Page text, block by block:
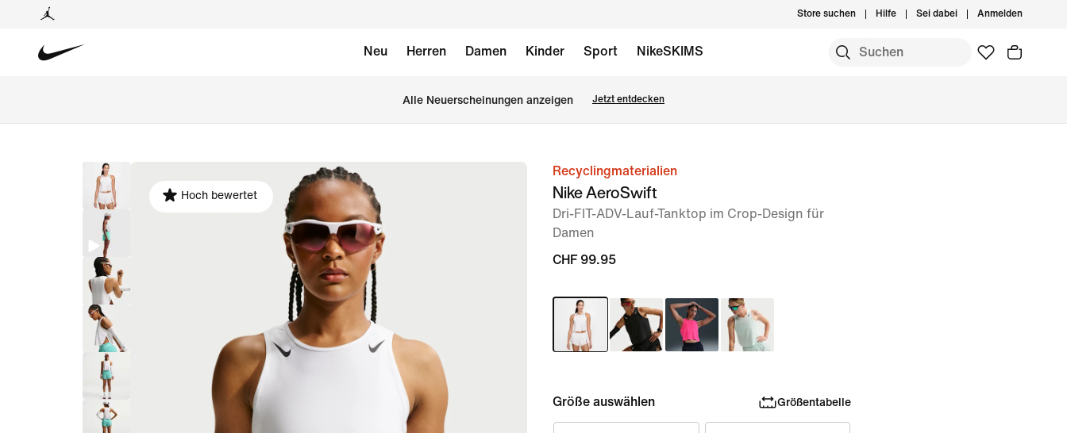
Store suchen Hilfe Sei dabei Anmelden
Neu Herren Damen Kinder Sport NikeSKIMS
Alle Neuerscheinungen anzeigen Jetzt entdecken
Bild 1
Hoch bewertet
Recyclingmaterialien
Nike AeroSwift
Dri-FIT-ADV-Lauf-Tanktop im Crop-Design für
Damen
CHF 99.95
Größe auswählen Größentabelle